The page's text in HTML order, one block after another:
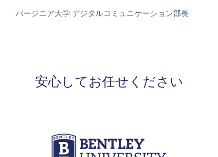
バージニア大学 デジタルコミュニケーション部長
安心してお任せください